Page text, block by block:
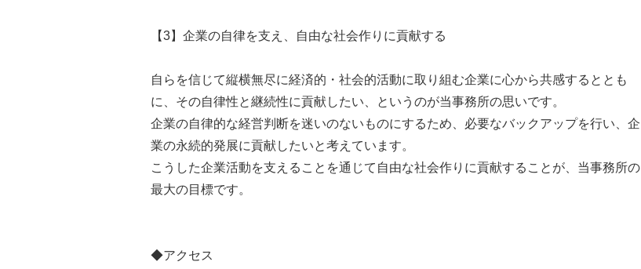
【3】企業の自律を支え、自由な社会作りに貢献する
自らを信じて縦横無尽に経済的・社会的活動に取り組む企業に心から共感するととも
に、その自律性と継続性に貢献したい、というのが当事務所の思いです。
企業の自律的な経営判断を迷いのないものにするため、必要なバックアップを行い、企
業の永続的発展に貢献したいと考えています。
こうした企業活動を支えることを通じて自由な社会作りに貢献することが、当事務所の
最大の目標です。
◆アクセス